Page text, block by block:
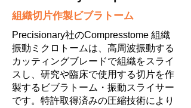
組織切片作製ビブラトーム
Precisionary社のCompresstome 組織
振動ミクロトームは、高周波振動する
カッティングブレードで組織をスライ
スし、研究や臨床で使用する切片を作
製するビブラトーム・振動スライサー
です。特許取得済みの圧縮技術により